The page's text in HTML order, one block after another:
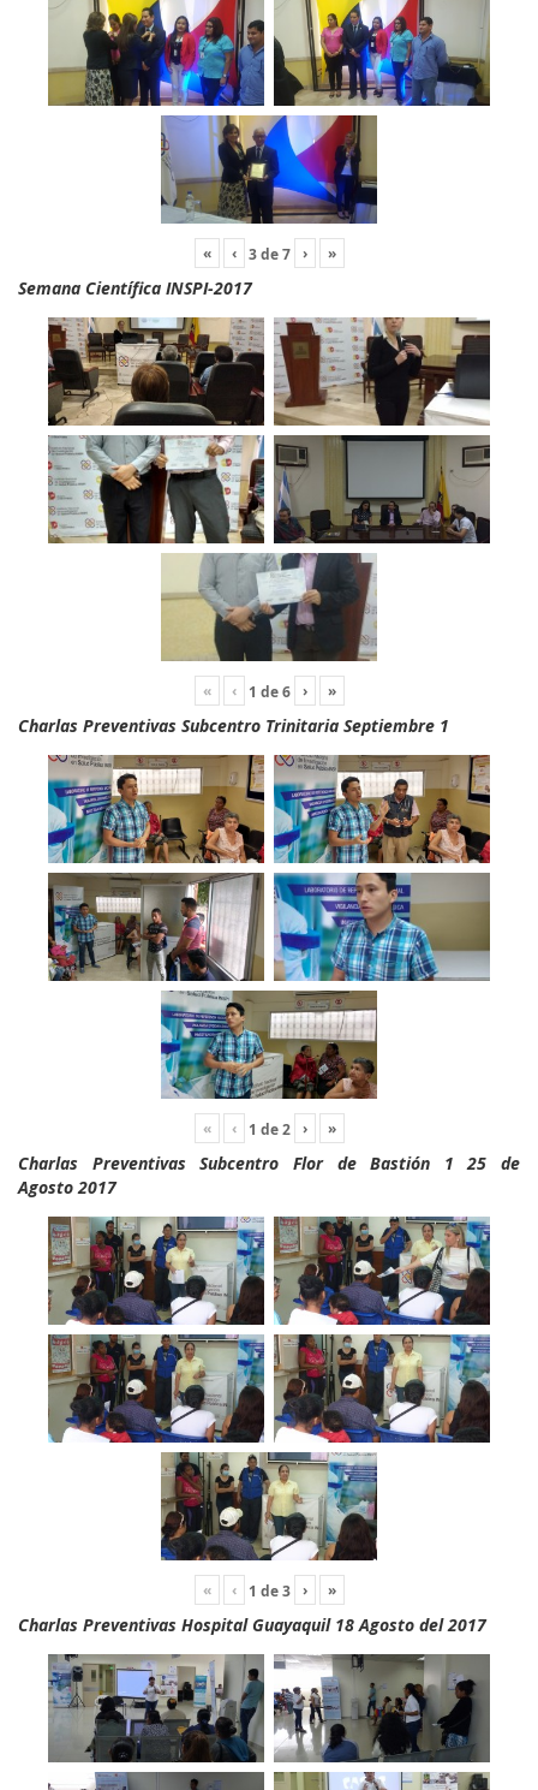
« ‹ 3de7 › »
Semana Científica INSPI-2017
« ‹ 1 de6 › »
Charlas Preventivas Subcentro Trinitaria Septiembre 1
« ‹ 1 de2 › »
Charlas Preventivas Subcentro Flor de Bastión 1 25 de
Agosto 2017
« ‹ 1 de3 › »
Charlas Preventivas Hospital Guayaquil 18 Agosto del 2017